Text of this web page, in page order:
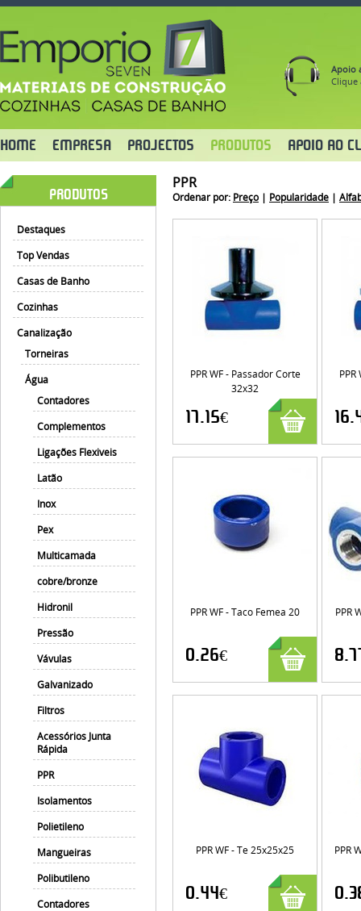
Apoio
Clique
HOME EMPRESA PROJECTOS PRODUTOS APOIO AO
PRODUTOS
Destaques
Top Vendas
Casas de Banho
Cozinhas
Canalização
Torneiras
Água
Contadores
Complementos
Ligações Flexiveis
Latão
Inox
Pex
Multicamada
cobre/bronze
Hidronil
Pressão
Vávulas
Galvanizado
Filtros
Acessórios Junta
Rápida
PPR
Isolamentos
Polietileno
Mangueiras
Polibutileno
Contadores
PPR
Ordenar por: Preço | Popularidade |
PPR WF - Passador Corte
32x32
17.15€
PPR WF - Taco Femea 20
0.26€
PPR
PPR WF - Te 25x25x25
0.44€
PPR